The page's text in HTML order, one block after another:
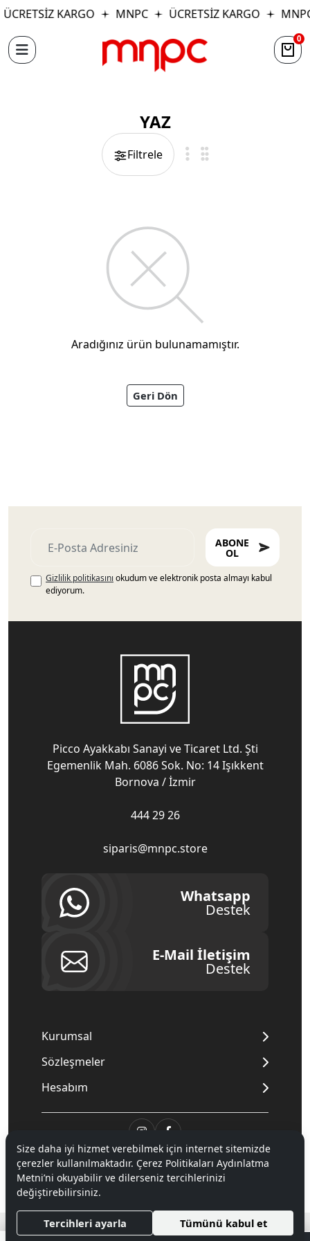
ÜCRETSİZ KARGO MNPC ÜCRETSİZ KARGO
0
YAZ
Filtrele
Aradığınız ürün bulunamamıştır.
Geri Dön
ABONE
OL
Gizlilik politikasını okudum ve elektronik posta almayı kabul
ediyorum.
Picco Ayakkabı Sanayi ve Ticaret Ltd. Şti
Egemenlik Mah. 6086 Sok. No: 14 Işıkkent
Bornova / İzmir
444 29 26
siparis@mnpc.store
Whatsapp
Destek
E-Mail İletişim
Destek
Kurumsal
Sözleşmeler
Hesabım
© 2020Mnpc. Tüm hakları saklıdır.
Hipotenüs Yeni Nesil E-Ticaret Sistemleri ile Hazırlanmıştır.
Size daha iyi hizmet verebilmek için internet sitemizde
çerezler kullanılmaktadır. Çerez Politikaları Aydınlatma
Metni’ni okuyabilir ve dilerseniz tercihlerinizi
değiştirebilirsiniz.
Tercihleri ayarla Tümünü kabul et